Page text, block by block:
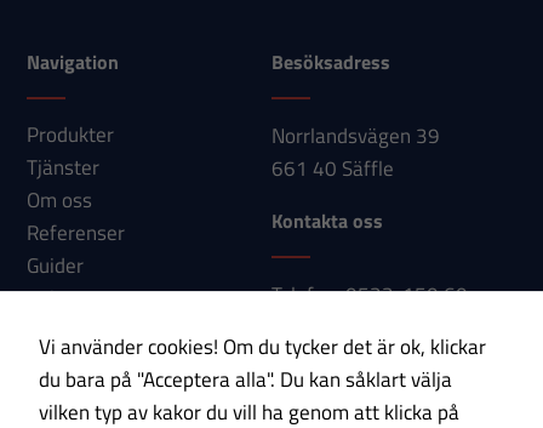
Navigation
Produkter
Tjänster
Om oss
Referenser
Guider
Nyheter
Kontakt
Besöksadress
Norrlandsvägen 39
661 40 Säffle
Kontakta oss
Telefon: 0533-150 60
info@paab.com
Vi använder cookies! Om du tycker det är ok, klickar
du bara på "Acceptera alla". Du kan såklart välja
vilken typ av kakor du vill ha genom att klicka på
Nödvändiga
Dessa
cookies går